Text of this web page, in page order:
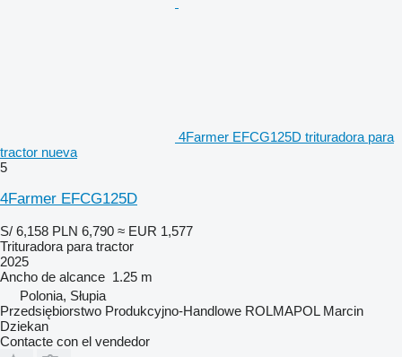
4Farmer EFCG125D trituradora para
tractor nueva
5
4Farmer EFCG125D
S/ 6,158 PLN 6,790 ≈ EUR 1,577
Trituradora para tractor
2025
Ancho de alcance 1.25 m
Polonia, Słupia
Przedsiębiorstwo Produkcyjno-Handlowe ROLMAPOL Marcin
Dziekan
Contacte con el vendedor